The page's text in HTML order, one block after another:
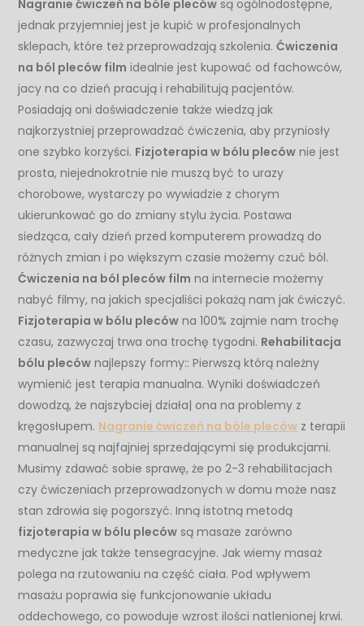
Nagranie ćwiczeń na bóle pleców są ogólnodostępne,
jednak przyjemniej jest je kupić w profesjonalnych
sklepach, które też przeprowadzają szkolenia.Ćwiczenia
na ból pleców film idealnie jest kupować od fachowców,
jacy na co dzień pracują i rehabilitują pacjentów.
Posiadają oni doświadczenie także wiedzą jak
najkorzystniej przeprowadzać ćwiczenia, aby przyniosły
one szybko korzyści. Fizjoterapia w bólu pleców nie jest
prosta, niejednokrotnie nie muszą być to urazy
chorobowe, wystarczy po wywiadzie z chorym
ukierunkować go do zmiany stylu życia. Postawa
siedząca, cały dzień przed komputerem prowadzą do
różnych zmian i po większym czasie możemy czuć ból.
Ćwiczenia na ból pleców film na internecie możemy
nabyć filmy, na jakich specjaliści pokażą nam jak ćwiczyć.
Fizjoterapia w bólu pleców na 100% zajmie nam trochę
czasu, zazwyczaj trwa ona trochę tygodni. Rehabilitacja
bólu pleców najlepszy formy:: Pierwszą którą należny
wymienić jest terapia manualna. Wyniki doświadczeń
dowodzą, że najszybciej działa| ona na problemy z
kręgosłupem. Nagranie ćwiczeń na bóle pleców z terapii
manualnej są najfajniej sprzedającymi się produkcjami.
Musimy zdawać sobie sprawę, że po 2-3 rehabilitacjach
czy ćwiczeniach przeprowadzonych w domu może nasz
stan zdrowia się pogorszyć. Inną istotną metodą
fizjoterapia w bólu pleców są masaże zarówno
medyczne jak także tensegracyjne. Jak wiemy masaż
polega na rzutowaniu na część ciała. Pod wpływem
masażu poprawia się funkcjonowanie układu
oddechowego, co powoduje wzrost ilości natlenionej krwi.